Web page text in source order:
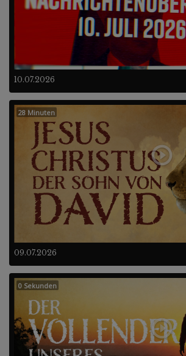
10.07.2026
09.07.2026
28 Minuten
0 Sekunden